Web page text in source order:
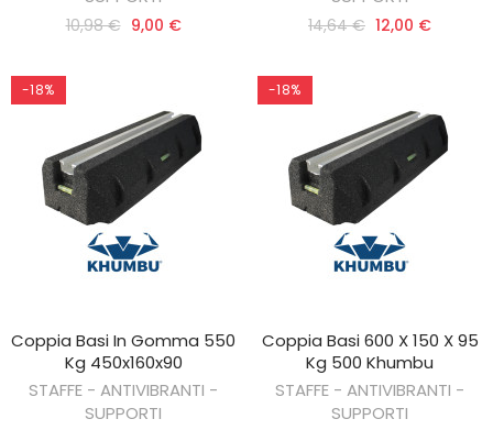
10,98 € 9,00 € 14,64 € 12,00 €
-18%
AGGIUNGI AL CARRELLO
Coppia Basi In Gomma 550
Kg 450x160x90
STAFFE - ANTIVIBRANTI -
SUPPORTI
-18%
AGGIUNGI AL CARRELLO
Coppia Basi 600 X 150 X 95
Kg 500 Khumbu
STAFFE - ANTIVIBRANTI -
SUPPORTI